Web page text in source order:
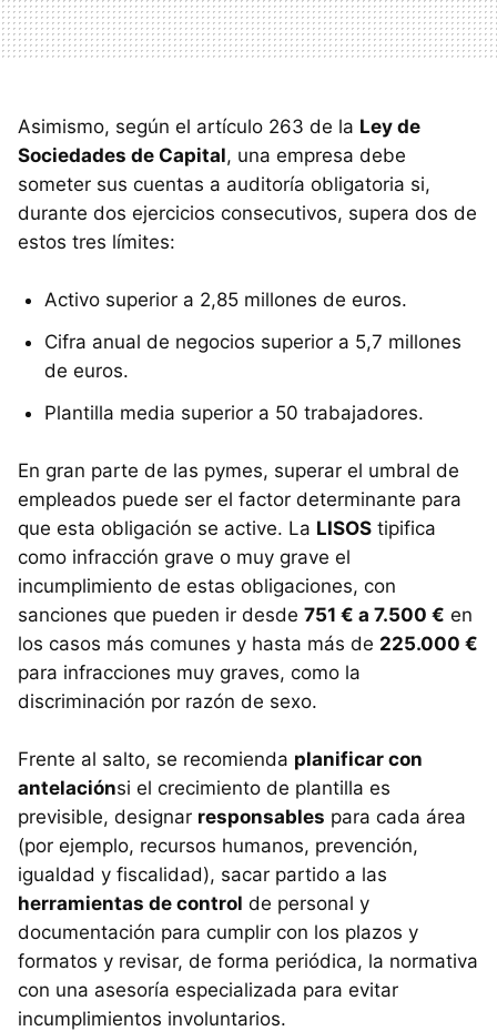
Asimismo, según el artículo 263 de la Ley de
Sociedades de Capital, una empresa debe
someter sus cuentas a auditoría obligatoria si,
durante dos ejercicios consecutivos, supera dos de
estos tres límites:
Activo superior a 2,85 millones de euros.
Cifra anual de negocios superior a 5,7 millones
de euros.
Plantilla media superior a 50 trabajadores.
En gran parte de las pymes, superar el umbral de
empleados puede ser el factor determinante para
que esta obligación se active. La LISOS tipifica
como infracción grave o muy grave el
incumplimiento de estas obligaciones, con
sanciones que pueden ir desde 751 € a 7.500 € en
los casos más comunes y hasta más de 225.000 €
para infracciones muy graves, como la
discriminación por razón de sexo.
Frente al salto, se recomienda planificar con
antelaciónsi el crecimiento de plantilla es
previsible, designar responsables para cada área
(por ejemplo, recursos humanos, prevención,
igualdad y fiscalidad), sacar partido a las
herramientas de control de personal y
documentación para cumplir con los plazos y
formatos y revisar, de forma periódica, la normativa
con una asesoría especializada para evitar
incumplimientos involuntarios.